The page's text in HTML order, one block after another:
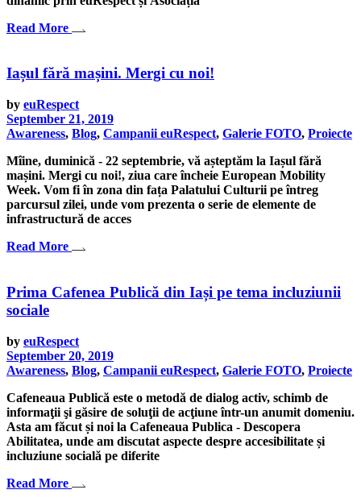
Read More
Iașul fără mașini. Mergi cu noi!
by euRespect
September 21, 2019
Awareness, Blog, Campanii euRespect, Galerie FOTO, Proiecte
Mîine, duminică - 22 septembrie, vă așteptăm la Iașul fără
mașini. Mergi cu noi!, ziua care încheie European Mobility
Week. Vom fi în zona din fața Palatului Culturii pe întreg
parcursul zilei, unde vom prezenta o serie de elemente de
infrastructură de acces
Read More
Prima Cafenea Publică din Iași pe tema incluziunii
sociale
by euRespect
September 20, 2019
Awareness, Blog, Campanii euRespect, Galerie FOTO, Proiecte
Cafeneaua Publică este o metodă de dialog activ, schimb de
informaţii şi găsire de soluţii de acţiune într-un anumit domeniu.
Asta am făcut și noi la Cafeneaua Publica - Descopera
Abilitatea, unde am discutat aspecte despre accesibilitate și
incluziune socială pe diferite
Read More